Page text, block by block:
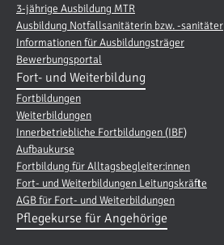
3-jährige Ausbildung MTR
Ausbildung Notfallsanitäterin bzw. -sanitäter
Informationen für Ausbildungsträger
Bewerbungsportal
Fort- und Weiterbildung
Fortbildungen
Weiterbildungen
Innerbetriebliche Fortbildungen (IBF)
Aufbaukurse
Fortbildung für Alltagsbegleiter:innen
Fort- und Weiterbildungen Leitungskräfte
AGB für Fort- und Weiterbildungen
Pflegekurse für Angehörige